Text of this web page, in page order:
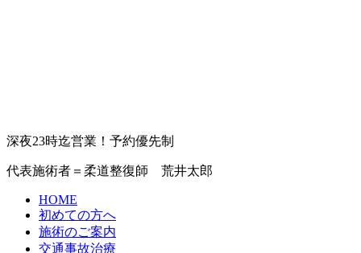
深夜23時迄営業！予約優先制
代表施術者＝柔道整復師 荒井太郎
HOME
初めての方へ
施術のご案内
交通事故治療